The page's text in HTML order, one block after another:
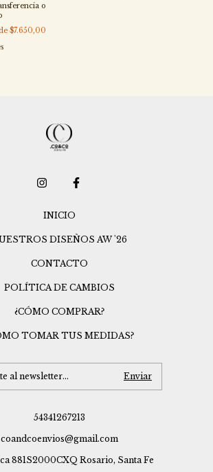
o
$7.650,00
INICIO
DISEÑOS AW '26
CONTACTO
POLÍTICA DE CAMBIOS
¿CÓMO COMPRAR?
TOMAR TUS MEDIDAS?
54341267213
coandcoenvios@gmail.com
881S2000CXQ Rosario, Santa Fe